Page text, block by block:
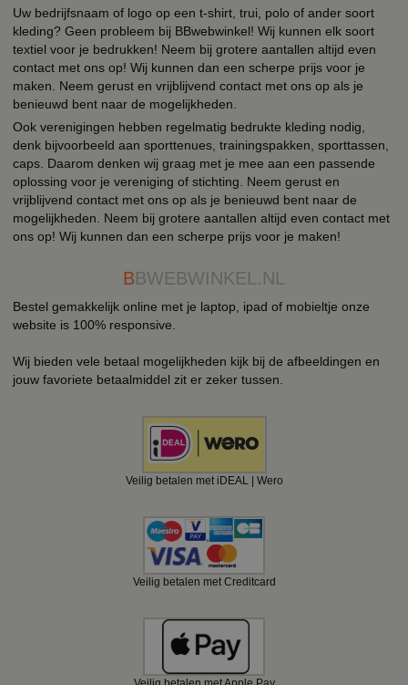
Uw bedrijfsnaam of logo op een t-shirt, trui, polo of ander soort
kleding? Geen probleem bij BBwebwinkel! Wij kunnen elk soort
textiel voor je bedrukken! Neem bij grotere aantallen altijd even
contact met ons op! Wij kunnen dan een scherpe prijs voor je
maken. Neem gerust en vrijblijvend contact met ons op als je
benieuwd bent naar de mogelijkheden.
Ook verenigingen hebben regelmatig bedrukte kleding nodig,
denk bijvoorbeeld aan sporttenues, trainingspakken, sporttassen,
caps. Daarom denken wij graag met je mee aan een passende
oplossing voor je vereniging of stichting. Neem gerust en
vrijblijvend contact met ons op als je benieuwd bent naar de
mogelijkheden. Neem bij grotere aantallen altijd even contact met
ons op! Wij kunnen dan een scherpe prijs voor je maken!
BBWEBWINKEL.NL
Bestel gemakkelijk online met je laptop, ipad of mobieltje onze
website is 100% responsive.
Wij bieden vele betaal mogelijkheden kijk bij de afbeeldingen en
jouw favoriete betaalmiddel zit er zeker tussen.
Veilig betalen met iDEAL | Wero
Veilig betalen met Creditcard